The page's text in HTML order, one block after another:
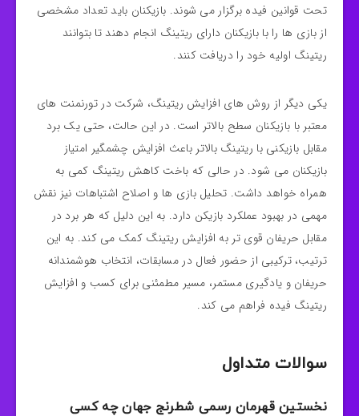
تحت قوانین فیده برگزار می‌ شوند. بازیکنان باید تعداد مشخصی
از بازی‌ ها را با بازیکنان دارای ریتینگ انجام دهند تا بتوانند
ریتینگ اولیه خود را دریافت کنند.
یکی دیگر از روش‌ های افزایش ریتینگ، شرکت در تورنمنت‌ های
معتبر با بازیکنان سطح بالاتر است. در این حالت، حتی یک برد
مقابل بازیکنی با ریتینگ بالاتر باعث افزایش چشمگیر امتیاز
بازیکنان می‌ شود. در حالی که باخت کاهش ریتینگ کمی به
همراه خواهد داشت. تحلیل بازی‌ ها و اصلاح اشتباهات نیز نقش
مهمی در بهبود عملکرد بازیکن دارد. به این دلیل که هر برد در
مقابل حریفان قوی‌ تر به افزایش ریتینگ کمک می‌ کند. به این
ترتیب، ترکیبی از حضور فعال در مسابقات، انتخاب هوشمندانه
حریفان و یادگیری مستمر، مسیر مطمئنی برای کسب و افزایش
ریتینگ فیده فراهم می‌ کند.
سوالات متداول
نخستین قهرمان رسمی شطرنج جهان چه کسی